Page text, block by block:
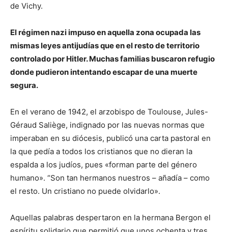
de Vichy.
El régimen nazi impuso en aquella zona ocupada las
mismas leyes antijudías que en el resto de territorio
controlado por Hitler. Muchas familias buscaron refugio
donde pudieron intentando escapar de una muerte
segura.
En el verano de 1942, el arzobispo de Toulouse, Jules-
Géraud Saliège, indignado por las nuevas normas que
imperaban en su diócesis, publicó una carta pastoral en
la que pedía a todos los cristianos que no dieran la
espalda a los judíos, pues «forman parte del género
humano». “Son tan hermanos nuestros – añadía – como
el resto. Un cristiano no puede olvidarlo».
Aquellas palabras despertaron en la hermana Bergon el